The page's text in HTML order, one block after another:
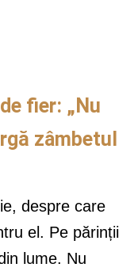
fier: „Nu
zâmbetul
despre care
el. Pe părinții
lume. Nu